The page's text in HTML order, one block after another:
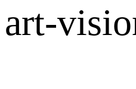
art-